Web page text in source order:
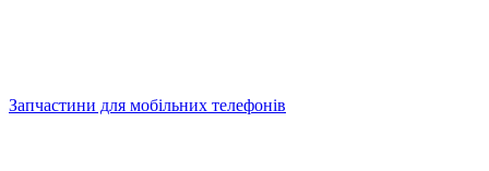
Запчастини для мобільних телефонів